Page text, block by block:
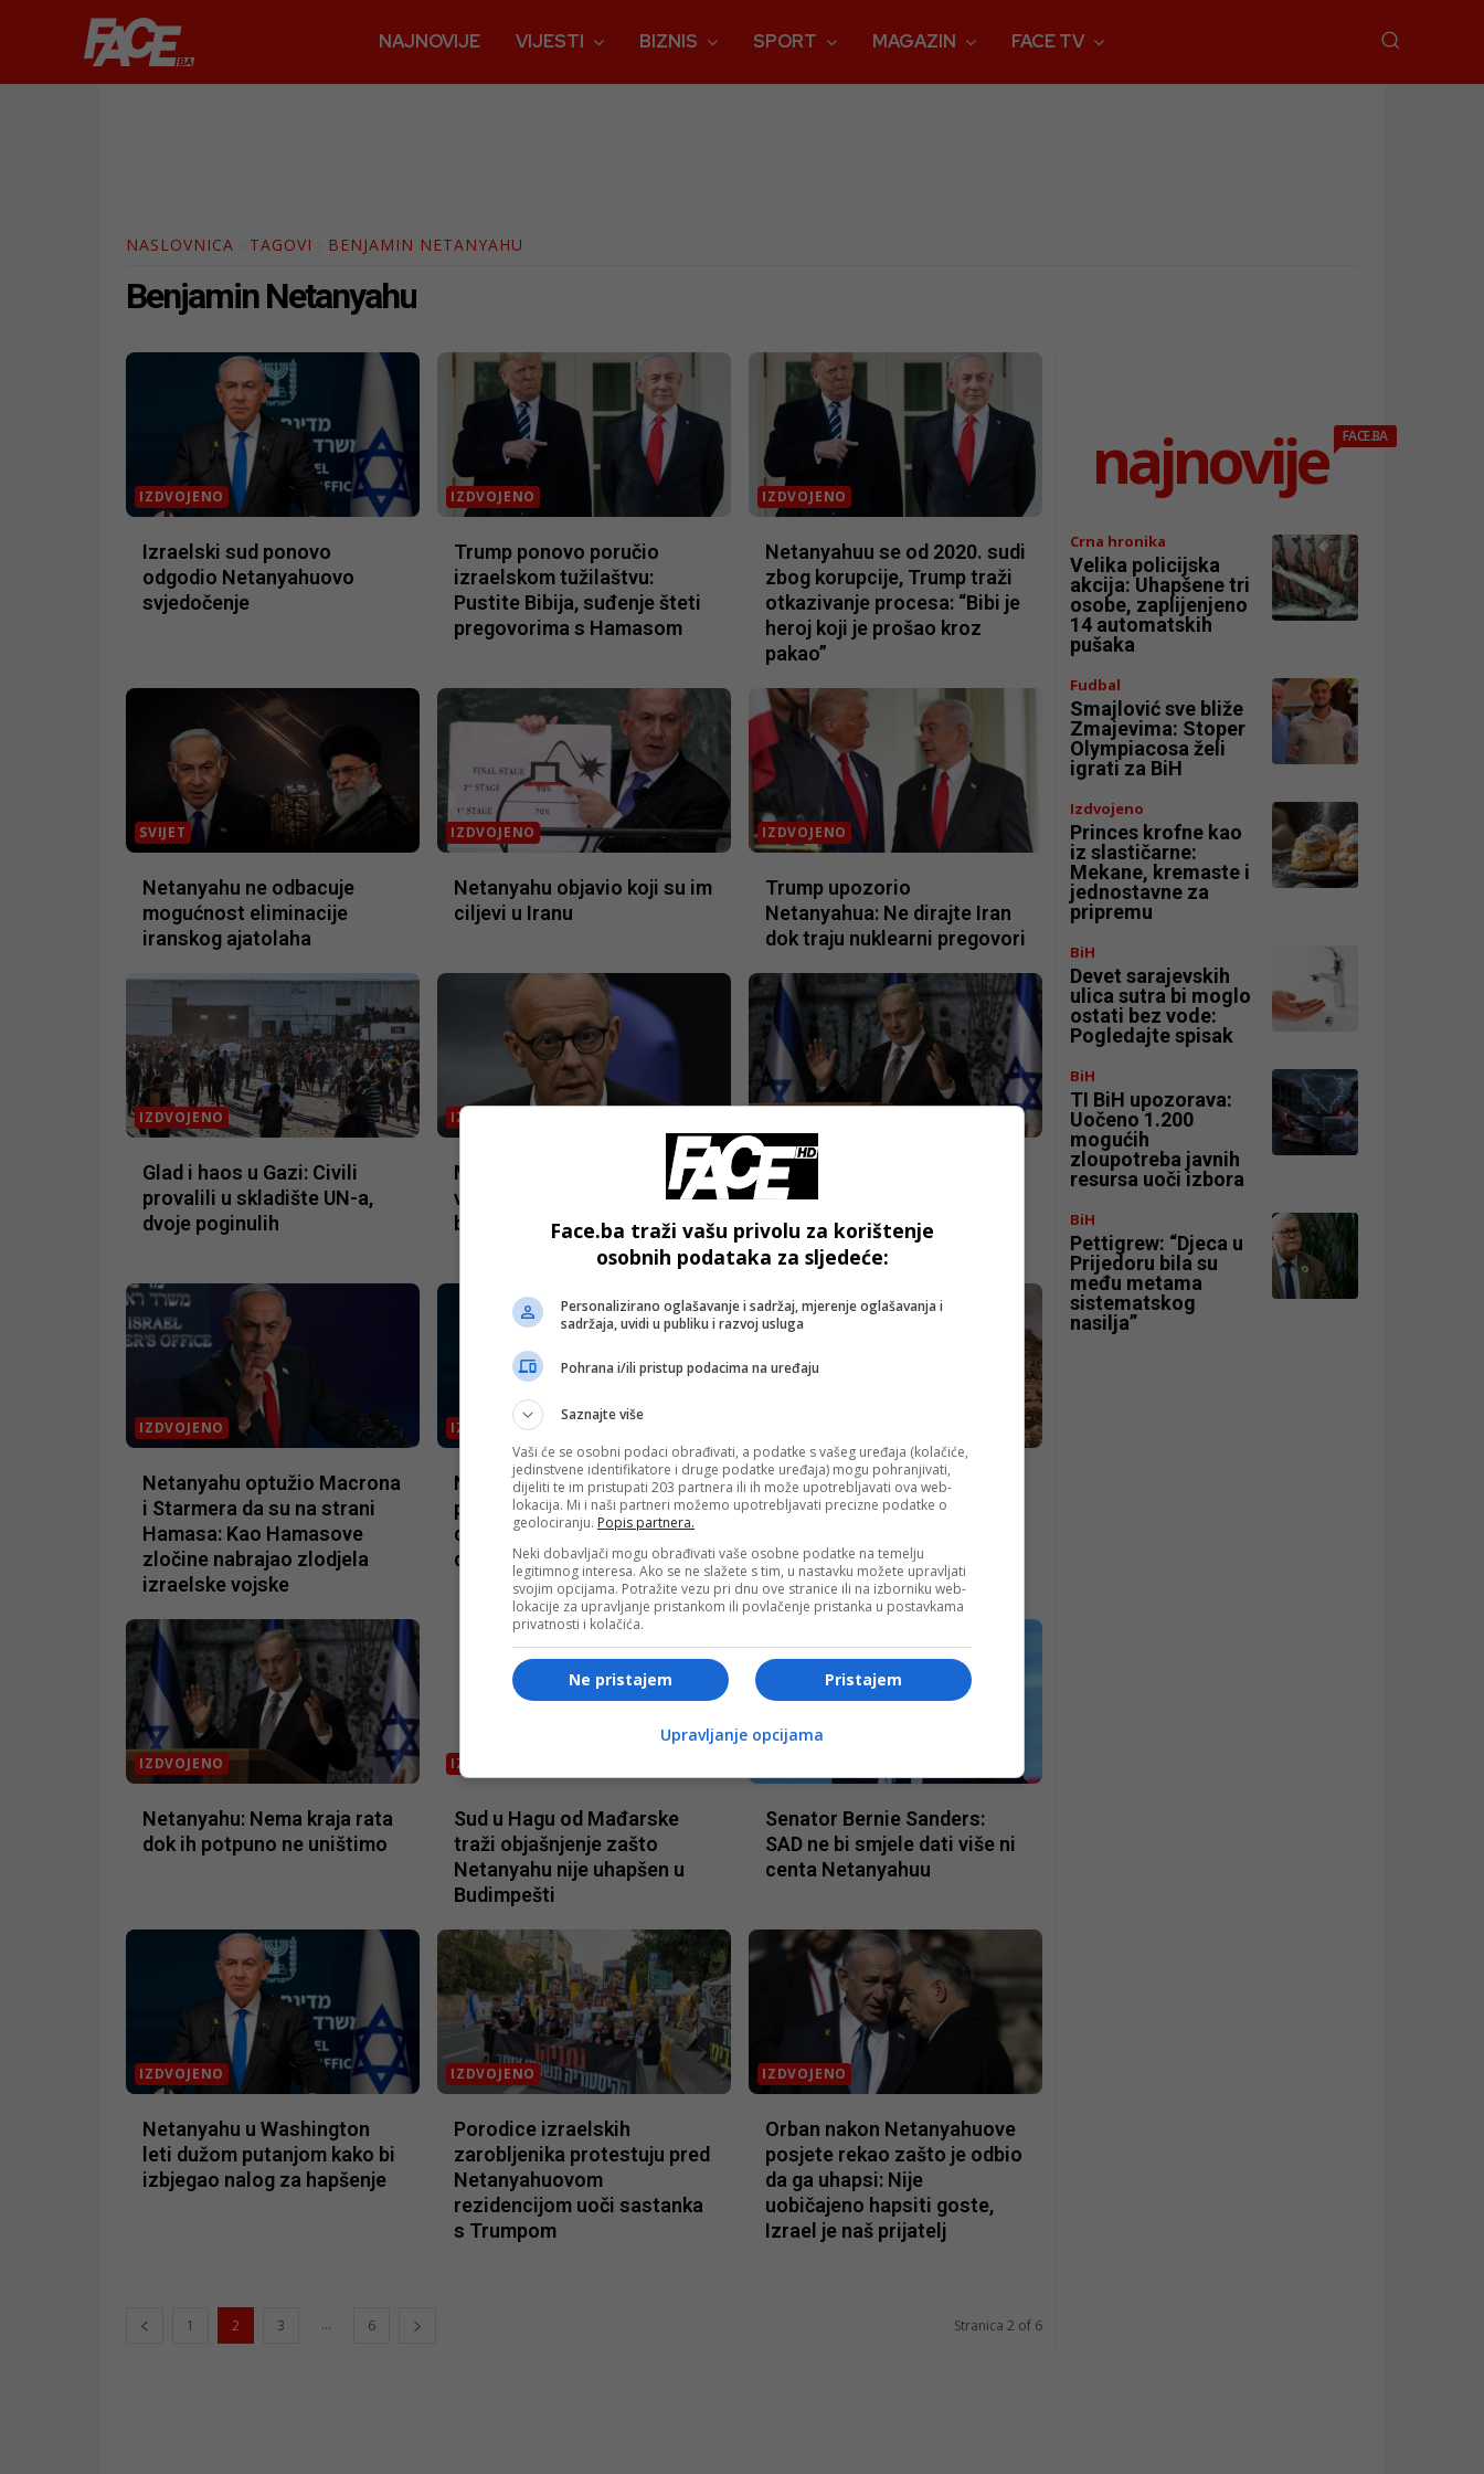
NAJNOVIJE VIJESTI BIZNIS SPORT MAGAZIN FACE TV
NASLOVNICA TAGOVI BENJAMIN NETANYAHU
Benjamin Netanyahu
IZDVOJENO
Izraelski sud ponovo
odgodio Netanyahuovo
svjedočenje
IZDVOJENO
Trump ponovo poručio
izraelskom tužilaštvu:
Pustite Bibija, suđenje šteti
pregovorima s Hamasom
IZDVOJENO
Netanyahuu se od 2020. sudi
zbog korupcije, Trump traži
otkazivanje procesa: “Bibi je
heroj koji je prošao kroz
pakao”
SVIJET
Netanyahu ne odbacuje
mogućnost eliminacije
iranskog ajatolaha
IZDVOJENO
Netanyahu objavio koji su im
ciljevi u Iranu
IZDVOJENO
Trump upozorio
Netanyahua: Ne dirajte Iran
dok traju nuklearni pregovori
IZDVOJENO
Glad i haos u Gazi: Civili
provalili u skladište UN-a,
dvoje poginulih
IZDVOJENO
Merz: Izraelske akcije u Gazi
više se ne mogu opravdavati
borbom protiv terorizma
Netanyahu odbio prijedlog o
prekidu rata kojeg je
garantovao čak i Donald
Trump
IZDVOJENO
Netanyahu optužio Macrona
i Starmera da su na strani
Hamasa: Kao Hamasove
zločine nabrajao zlodjela
izraelske vojske
IZDVOJENO
Netanyahu najavio
preuzimanje kontrole nad
cijelom Gazom, ali “ne smije
doći do masovne gladi”
Izraelska vojska mobiliše
desetine hiljada rezervista
IZDVOJENO
Netanyahu: Nema kraja rata
dok ih potpuno ne uništimo
IZDVOJENO
Sud u Hagu od Mađarske
traži objašnjenje zašto
Netanyahu nije uhapšen u
Budimpešti
Senator Bernie Sanders:
SAD ne bi smjele dati više ni
centa Netanyahuu
IZDVOJENO
Netanyahu u Washington
leti dužom putanjom kako bi
izbjegao nalog za hapšenje
IZDVOJENO
Porodice izraelskih
zarobljenika protestuju pred
Netanyahuovom
rezidencijom uoči sastanka
s Trumpom
IZDVOJENO
Orban nakon Netanyahuove
posjete rekao zašto je odbio
da ga uhapsi: Nije
uobičajeno hapsiti goste,
Izrael je naš prijatelj
1 2 3 ... 6 Stranica 2 of 6
najnovije FACE.BA
Crna hronika
Velika policijska
akcija: Uhapšene tri
osobe, zaplijenjeno
14 automatskih
pušaka
Fudbal
Smajlović sve bliže
Zmajevima: Stoper
Olympiacosa želi
igrati za BiH
Izdvojeno
Princes krofne kao
iz slastičarne:
Mekane, kremaste i
jednostavne za
pripremu
BiH
Devet sarajevskih
ulica sutra bi moglo
ostati bez vode:
Pogledajte spisak
BiH
TI BiH upozorava:
Uočeno 1.200
mogućih
zloupotreba javnih
resursa uoči izbora
BiH
Pettigrew: “Djeca u
Prijedoru bila su
među metama
sistematskog
nasilja”
Face.ba traži vašu privolu za korištenje
osobnih podataka za sljedeće:
Personalizirano oglašavanje i sadržaj, mjerenje oglašavanja i
sadržaja, uvidi u publiku i razvoj usluga
Pohrana i/ili pristup podacima na uređaju
Saznajte više
Vaši će se osobni podaci obrađivati, a podatke s vašeg uređaja (kolačiće,
jedinstvene identifikatore i druge podatke uređaja) mogu pohranjivati,
dijeliti te im pristupati 203 partnera ili ih može upotrebljavati ova web-
lokacija. Mi i naši partneri možemo upotrebljavati precizne podatke o
geolociranju. Popis partnera.
Neki dobavljači mogu obrađivati vaše osobne podatke na temelju
legitimnog interesa. Ako se ne slažete s tim, u nastavku možete upravljati
svojim opcijama. Potražite vezu pri dnu ove stranice ili na izborniku web-
lokacije za upravljanje pristankom ili povlačenje pristanka u postavkama
privatnosti i kolačića.
Pristajem
Ne pristajem
Upravljanje opcijama